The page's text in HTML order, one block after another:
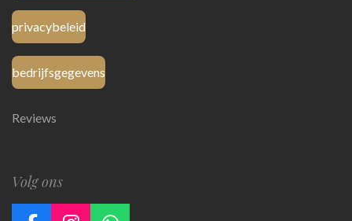
privacybeleid
bedrijfsgegevens
Reviews
Volg ons